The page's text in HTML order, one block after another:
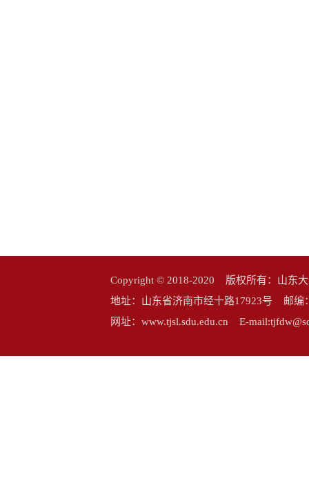
Copyright © 2018-2020 版权所有：山东
地址：山东省济南市经十路17923号 邮
网址：www.tjsl.sdu.edu.cn E-